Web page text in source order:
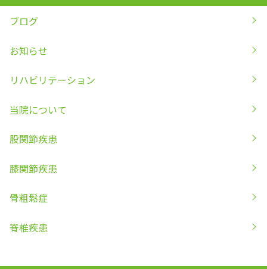
ブログ
お知らせ
リハビリテーション
当院について
股関節疾患
膝関節疾患
骨粗鬆症
脊椎疾患